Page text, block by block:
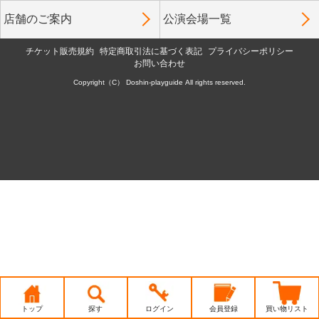
店舗のご案内 公演会場一覧
チケット販売規約 特定商取引法に基づく表記
プライバシーポリシー
お問い合わせ
Copyright（C） Doshin-playguide All rights reserved.
トップ 探す ログイン 会員登録 買い物リスト